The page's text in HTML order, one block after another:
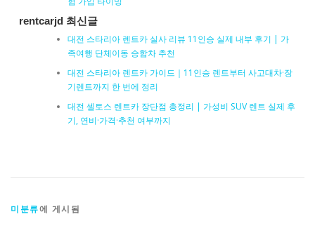
rentcarjd 최신글
대전 스타리아 렌트카 실사 리뷰 11인승 실제 내부 후기 | 가
족여행 단체이동 승합차 추천
대전 스타리아 렌트카 가이드｜11인승 렌트부터 사고대차·장
기렌트까지 한 번에 정리
대전 셀토스 렌트카 장단점 총정리 | 가성비 SUV 렌트 실제 후
기, 연비·가격·추천 여부까지
미분류에 게시됨